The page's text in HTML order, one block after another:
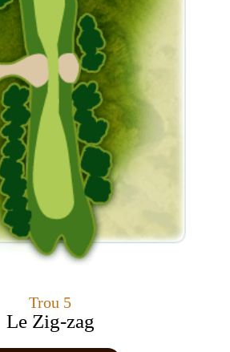
Trou 5
Le Zig-zag